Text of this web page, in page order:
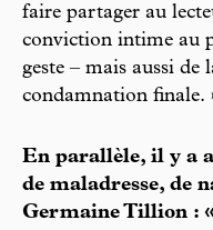
faire partager au
conviction intime au
geste – mais aussi de
condamnation finale.
En parallèle, il y a
de maladresse, de
Germaine Tillion : «